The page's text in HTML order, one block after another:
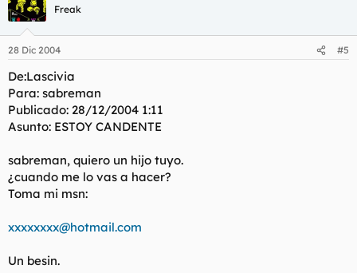
Freak
28 Dic 2004 #5
De:Lascivia
Para: sabreman
Publicado: 28/12/2004 1:11
Asunto: ESTOY CANDENTE
sabreman, quiero un hijo tuyo.
¿cuando me lo vas a hacer?
Toma mi msn:
xxxxxxxx@hotmail.com
Un besin.